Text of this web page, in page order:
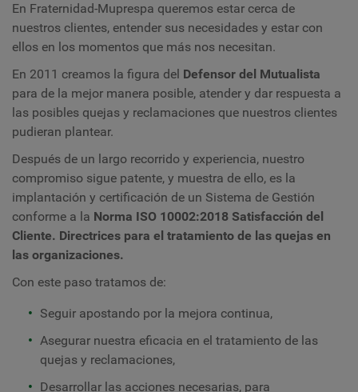
En Fraternidad-Muprespa queremos estar cerca de
nuestros clientes, entender sus necesidades y estar con
ellos en los momentos que más nos necesitan.
En 2011 creamos la figura del Defensor del Mutualista
para de la mejor manera posible, atender y dar respuesta a
las posibles quejas y reclamaciones que nuestros clientes
pudieran plantear.
Después de un largo recorrido y experiencia, nuestro
compromiso sigue patente, y muestra de ello, es la
implantación y certificación de un Sistema de Gestión
conforme a la Norma ISO 10002:2018 Satisfacción del
Cliente. Directrices para el tratamiento de las quejas en
las organizaciones.
Con este paso tratamos de:
Seguir apostando por la mejora continua,
Asegurar nuestra eficacia en el tratamiento de las
quejas y reclamaciones,
Desarrollar las acciones necesarias, para